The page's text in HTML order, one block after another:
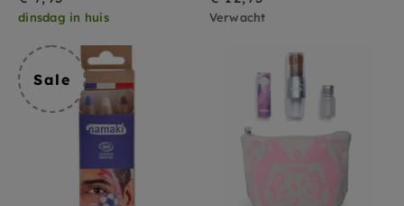
dinsdag in huis Verwacht
Sale